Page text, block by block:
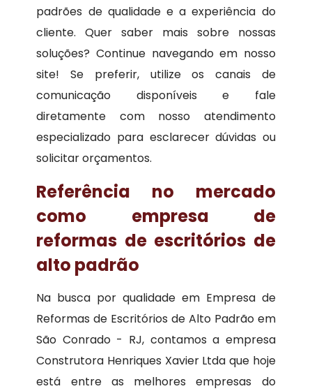
padrões de qualidade e a experiência do
cliente. Quer saber mais sobre nossas
soluções? Continue navegando em nosso
site! Se preferir, utilize os canais de
comunicação disponíveis e fale
diretamente com nosso atendimento
especializado para esclarecer dúvidas ou
solicitar orçamentos.
Referência no mercado
como empresa de
reformas de escritórios de
alto padrão
Na busca por qualidade em Empresa de
Reformas de Escritórios de Alto Padrão em
São Conrado - RJ, contamos a empresa
Construtora Henriques Xavier Ltda que hoje
está entre as melhores empresas do